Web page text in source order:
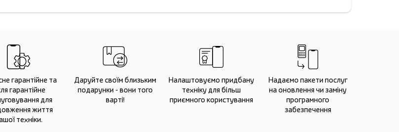
гарантійне та
гарантійне
для
життя
техніки.
Даруйте своїм близьким
подарунки - вони того
варті!
Налаштовуємо придбану
техніку для більш
приємного користування
Надаємо пакети послуг
на оновлення чи заміну
програмного
забезпечення